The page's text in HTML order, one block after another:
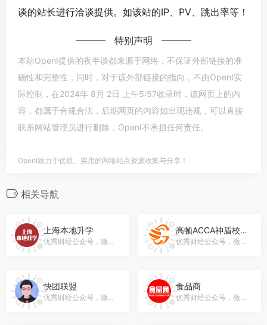
谈的站长进行洽谈提供。如该站的IP、PV、跳出率等！
特别声明
本站OpenI提供的夜半谈都来源于网络，不保证外部链接的准
确性和完整性，同时，对于该外部链接的指向，不由OpenI实
际控制，在2024年 8月 2日 上午5:57收录时，该网页上的内
容，都属于合规合法，后期网页的内容如出现违规，可以直接
联系网站管理员进行删除，OpenI不承担任何责任。
OpenI致力于优质、实用的网络站点资源收集与分享！
相关导航
上海本地升学
优秀财经公众号，微信号：shanghaibdsx
高顿ACCA神盾校友圈
优秀财经公众号，微信号：accaclass
快团联盟
优秀财经公众号，微信号：kuaituanclub
食品商
优秀财经公众号，微信号：tyjzksp